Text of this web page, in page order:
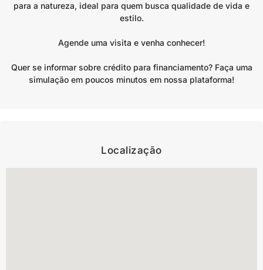
para a natureza, ideal para quem busca qualidade de vida e
estilo.
Agende uma visita e venha conhecer!
Quer se informar sobre crédito para financiamento? Faça uma
simulação em poucos minutos em nossa plataforma!
Localização